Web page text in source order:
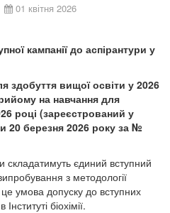
01 квітня 2026
кампанії до аспірантури у
здобуття вищої освіти у 2026
на навчання для
році (зареєстрований у
20 березня 2026 року за №
складатимуть єдиний вступний
з методології
умова допуску до вступних
біохімії.